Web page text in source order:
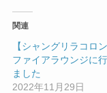
関連
【シャングリラコロ
ファイアラウンジに
ました
2022年11月29日